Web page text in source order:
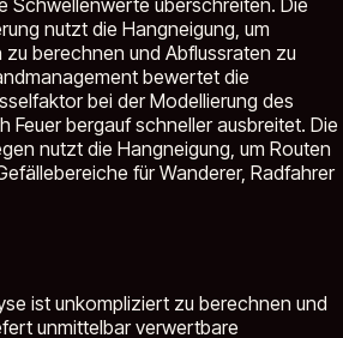
Schwellenwerte überschreiten. Die
nutzt die Hangneigung, um
berechnen und Abflussraten zu
bewertet die
bei der Modellierung des
Feuer bergauf schneller ausbreitet. Die
nutzt die Hangneigung, um Routen
für Wanderer, Radfahrer
ist unkompliziert zu berechnen und
unmittelbar verwertbare